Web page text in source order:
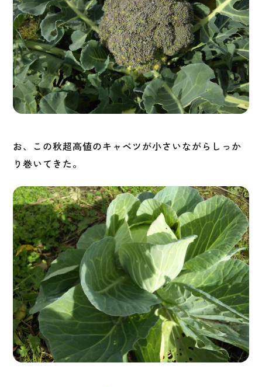
お、この秋超高値のキャベツが小さいながらしっか
り巻いてきた。